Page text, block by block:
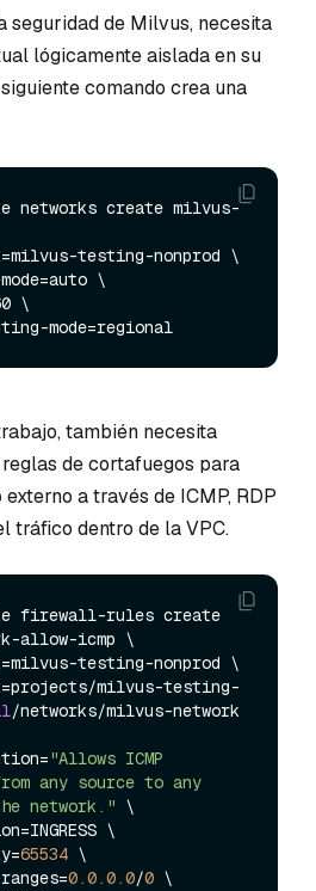
seguridad de Milvus, necesita
lógicamente aislada en su
comando crea una
networks create milvus-
también necesita
de cortafuegos para
a través de ICMP, RDP
tráfico dentro de la VPC.
firewall-rules create
allow-icmp \
/networks/milvus-network
"Allows ICMP
any source to any
network." \
65534 \
ranges=
0.0.0.0/0 \